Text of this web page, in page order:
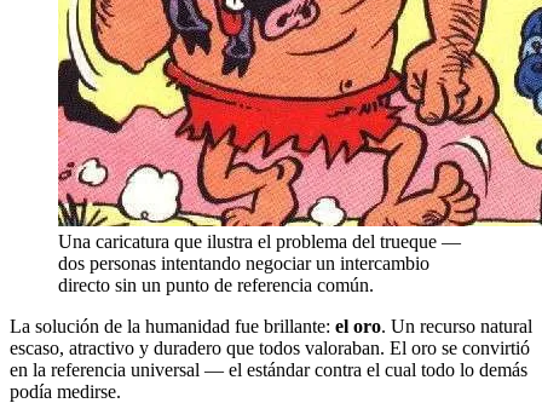
Una caricatura que ilustra el problema del trueque —
dos personas intentando negociar un intercambio
directo sin un punto de referencia común.
La solución de la humanidad fue brillante: el oro. Un recurso natural
escaso, atractivo y duradero que todos valoraban. El oro se convirtió
en la referencia universal — el estándar contra el cual todo lo demás
podía medirse.